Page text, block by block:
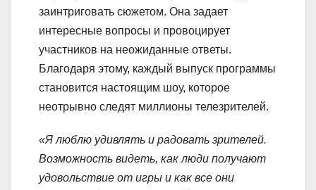
заинтриговать сюжетом. Она задает
интересные вопросы и провоцирует
участников на неожиданные ответы.
Благодаря этому, каждый выпуск программы
становится настоящим шоу, которое
неотрывно следят миллионы телезрителей.
«Я люблю удивлять и радовать зрителей.
Возможность видеть, как люди получают
удовольствие от игры и как все они